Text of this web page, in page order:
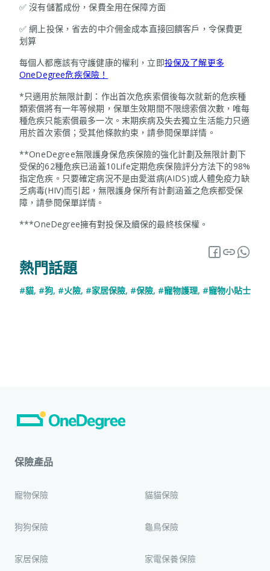
✅ 沒有儲蓄成份，保費全用在保障方面
✅ 網上投保，省去的中介佣金成本直接回饋客戶，令保費更
划算
每個人都應該有守護健康的權利，立即投保及了解更多
OneDegree危疾保險！
*只適用於無限計劃：作出首次危疾索償後每次就新的危疾種
類索償將有一年等候期，保單生效期間不限總索償次數，唯每
種危疾只能索償最多一次。末期疾病及失去獨立生活能力只適
用於首次索償；受其他條款約束，請參閱保單詳情。
**OneDegree無限護身保危疾保險的強化計劃及無限計劃下
受保的62種危疾已涵蓋10Life定期危疾保險評分方法下的98%
指定危疾。只要確定病況不是由愛滋病(AIDS)或人體免疫力缺
乏病毒(HIV)而引起，無限護身保所有計劃涵蓋之危疾都受保
障，請參閱保單詳情。
***OneDegree擁有對投保及續保的最終核保權。
熱門話題
#貓, #狗, #火險, #家居保險, #保險, #寵物護理, #寵物小貼士
保險產品
寵物保險 貓貓保險
狗狗保險 龜鳥保險
家居保險 家電保養保險